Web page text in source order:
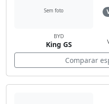
Sem foto
BYD
King GS
Comparar